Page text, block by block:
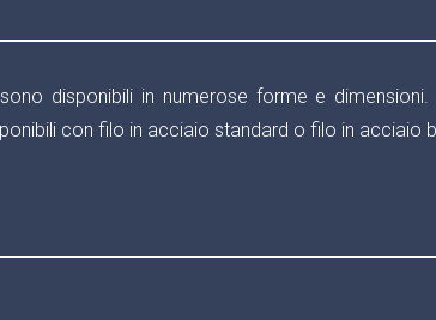
disponibili in numerose forme e
con filo in acciaio standard o filo in